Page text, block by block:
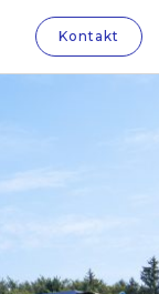
Kontakt